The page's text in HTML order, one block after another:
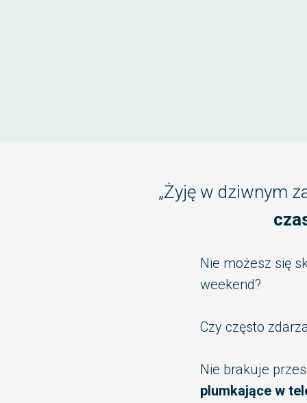
„Żyję w dziwnym
Nie możesz się
weekend?
Czy często
Nie brakuje
plumkające w